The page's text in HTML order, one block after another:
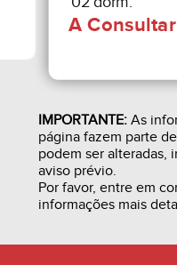
5.4 - 0,0% DE
PARCELAS
QUITAÇÃO NA
5.5 - TODAS AS
SERÃO CORRIGIDOS
IMPORTANTE:As
página fazem parte
podem ser alteradas,
aviso prévio.
Por favor, entre em
informações mais